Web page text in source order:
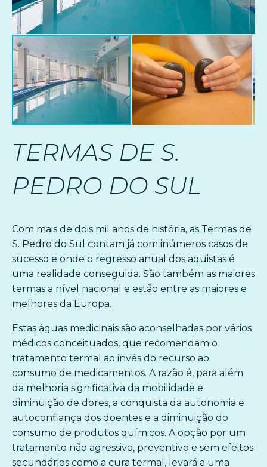
TERMAS DE S.
PEDRO DO SUL
Com mais de dois mil anos de história, as Termas de
S. Pedro do Sul contam já com inúmeros casos de
sucesso e onde o regresso anual dos aquistas é
uma realidade conseguida. São também as maiores
termas a nível nacional e estão entre as maiores e
melhores da Europa.
Estas águas medicinais são aconselhadas por vários
médicos conceituados, que recomendam o
tratamento termal ao invés do recurso ao
consumo de medicamentos. A razão é, para além
da melhoria significativa da mobilidade e
diminuição de dores, a conquista da autonomia e
autoconfiança dos doentes e a diminuição do
consumo de produtos químicos. A opção por um
tratamento não agressivo, preventivo e sem efeitos
secundários como a cura termal, levará a uma